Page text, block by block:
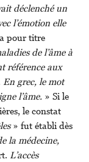
déclenché un
l’émotion elle
pour titre
de l’âme à
référence aux
En grec, le mot
l’âme. » Si le
le constat
» fut établi dès
la médecine,
L’accès